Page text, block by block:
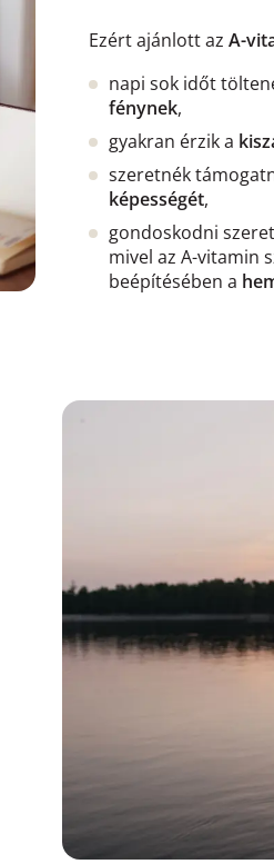
Ezért ajánlott az A-
napi sok időt
fénynek,
gyakran érzik a
szeretnék
képességét,
gondoskodni
mivel az A-vitamin
beépítésében a